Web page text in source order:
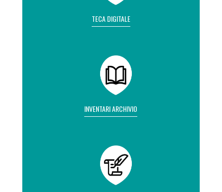
TECA DIGITALE
INVENTARI ARCHIVIO